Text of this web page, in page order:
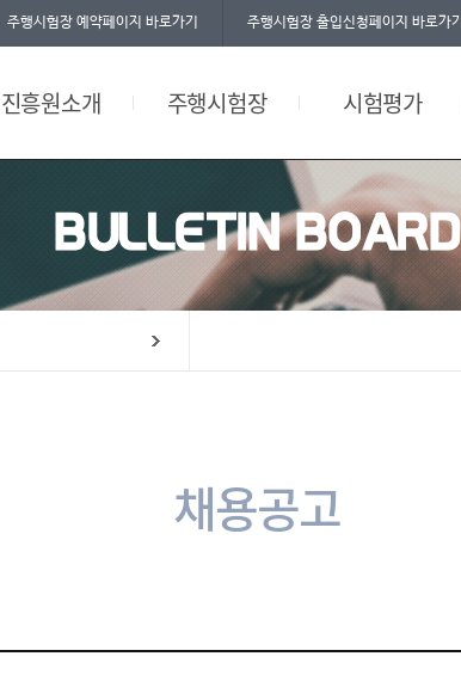
주행시험장 예약페이지 바로가기 주행시험장 출입신청페이지 바로가기
진흥원소개
찾아오시는길
주행시험장
자율주행시험
워크숍
시험평가
공평성 선언문
BULLETIN BOARD
채용공고